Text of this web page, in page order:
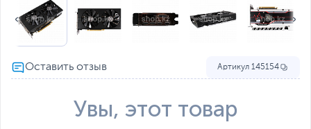
Артикул 145154
Увы, этот товар